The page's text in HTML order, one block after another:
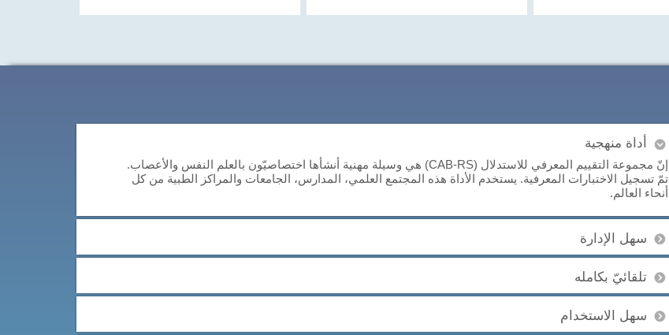
أداة منهجية
إنّ مجموعة التقييم المعرفي للاستدلال (CAB-RS) هي وسيلة مهنية أنشأها اختصاصيّون بالعلم النفس والأعصاب.
تمّ تسجيل الاختبارات المعرفية. يستخدم الأداة هذه المجتمع العلمي، المدارس، الجامعات والمراكز الطبية من كل
أنحاء العالم.
سهل الإدارة
تلقائيّ بكامله
سهل الاستخدام